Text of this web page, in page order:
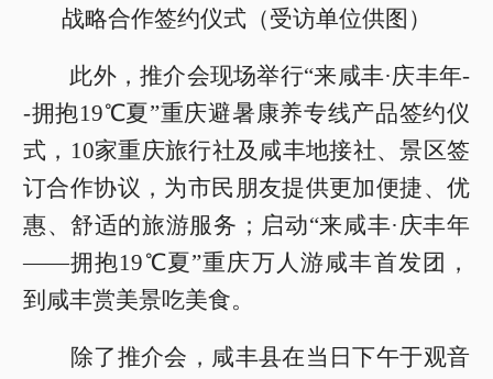
战略合作签约仪式（受访单位供图）
此外，推介会现场举行“来咸丰·庆丰年-
-拥抱19℃夏”重庆避暑康养专线产品签约仪
式，10家重庆旅行社及咸丰地接社、景区签
订合作协议，为市民朋友提供更加便捷、优
惠、舒适的旅游服务；启动“来咸丰·庆丰年
——拥抱19℃夏”重庆万人游咸丰首发团，
到咸丰赏美景吃美食。
除了推介会，咸丰县在当日下午于观音